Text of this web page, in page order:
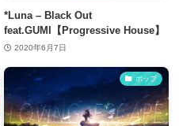
*Luna – Black Out
feat.GUMI【Progressive House】
2020年6月7日
ポップ